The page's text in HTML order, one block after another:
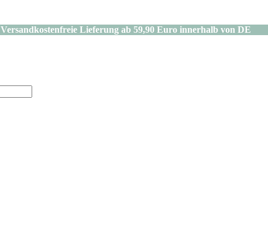
Versandkostenfreie Lieferung ab 59,90 Euro innerhalb von DE